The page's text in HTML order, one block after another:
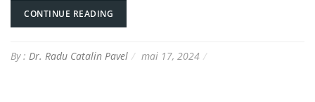
CONTINUE READING
By : Dr. Radu Catalin Pavel mai 17, 2024